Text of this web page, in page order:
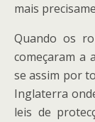
mais
Quando os
começaram a
se assim por
Inglaterra
leis de